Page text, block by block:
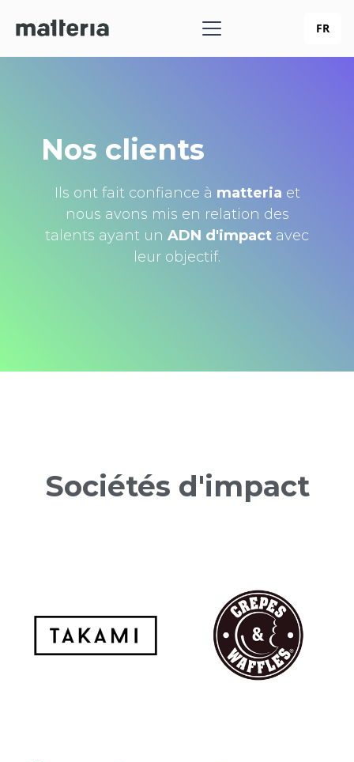
FR
Nos clients
Ils ont fait confiance à matteria et
nous avons mis en relation des
talents ayant un ADN d'impact avec
leur objectif.
Sociétés d'impact